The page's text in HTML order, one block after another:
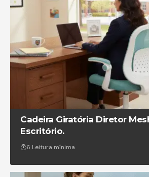
Cadeira Giratória Diretor
Escritório.
6 Leitura mínima